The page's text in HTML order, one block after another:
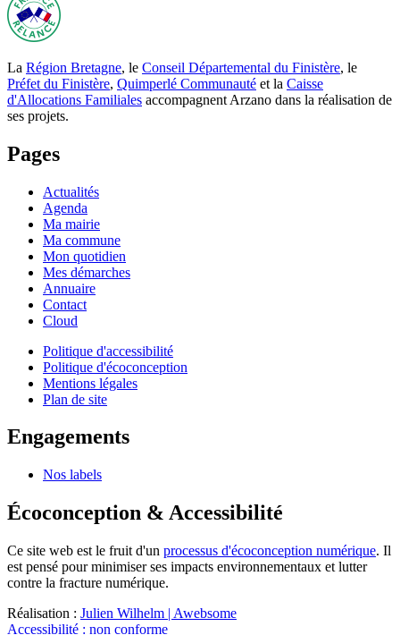
La Région Bretagne, le Conseil Départemental du Finistère, le
Préfet du Finistère, Quimperlé Communauté et la Caisse
d'Allocations Familiales accompagnent Arzano dans la réalisation de
ses projets.
Pages
Actualités
Agenda
Ma mairie
Ma commune
Mon quotidien
Mes démarches
Annuaire
Contact
Cloud
Politique d'accessibilité
Politique d'écoconception
Mentions légales
Plan de site
Engagements
Nos labels
Écoconception & Accessibilité
Ce site web est le fruit d'un processus d'écoconception numérique. Il
est pensé pour minimiser ses impacts environnementaux et lutter
contre la fracture numérique.
Réalisation : Julien Wilhelm | Awebsome
Accessibilité : non conforme